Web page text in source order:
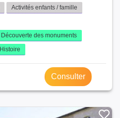
Activités enfants / famille
Découverte des monuments
Histoire
Consulter